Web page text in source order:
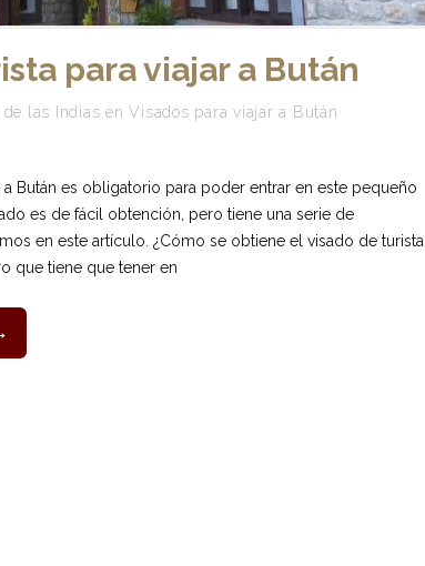
para viajar a Bután
de las Indias enVisados para viajar a Bután
a Bután es obligatorio para poder entrar en este pequeño
es de fácil obtención, pero tiene una serie de
en este artículo. ¿Cómo se obtiene el visado de turista
que tiene que tener en